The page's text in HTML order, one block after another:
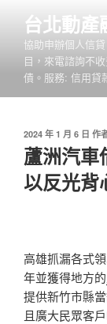
台北動產
協助申辦個人信
目，來電諮詢不
債。服務: 信用貸
發
佈
於
2024 年 1 月 6 日 作
蘆洲汽車
以反光背
高雄抓漏各式
年並獲得地方的
提供新竹市縣
且廣大民眾客